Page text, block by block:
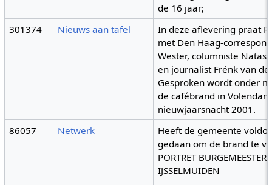
de 16 jaar;
301374
Nieuws aan tafel
In deze aflevering praat
met Den Haag-
Wester, columniste
en journalist Frénk van
Gesproken wordt onder
de cafébrand in Volendam
nieuwjaarsnacht 2001.
86057
Netwerk
Heeft de gemeente
gedaan om de brand te
PORTRET BURGEMEESTER
IJSSELMUIDEN